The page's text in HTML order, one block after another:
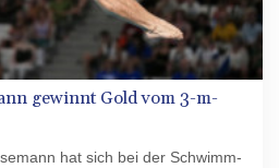
gewinnt Gold vom 3-m-
hat sich bei der Schwimm-